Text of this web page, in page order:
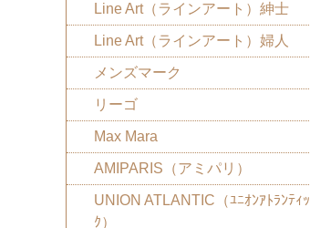
Line Art（ラインアート）紳士
Line Art（ラインアート）婦人
メンズマーク
リーゴ
Max Mara
AMIPARIS（アミパリ）
UNION ATLANTIC（ﾕﾆｵﾝｱﾄﾗﾝﾃｨｯ
ｸ）